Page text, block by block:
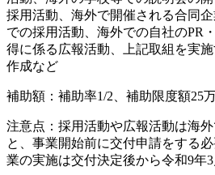
採用活動、海外で開催される合同
での採用活動、海外での自社のPR
得に係る広報活動、上記取組を実
作成など
補助額：補助率1/2、補助限度額25
注意点：採用活動や広報活動は海
と、事業開始前に交付申請をする
業の実施は交付決定後から令和9年